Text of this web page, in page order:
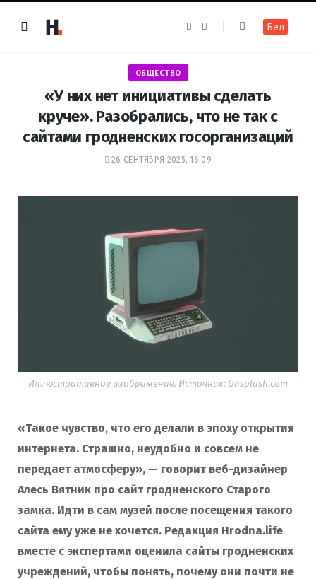
e
k
t
a
m
Бел
ОБЩЕСТВО
«У них нет инициативы сделать
круче». Разобрались, что не так с
сайтами гродненских госорганизаций
26 СЕНТЯБРЯ 2025, 16:09
Иллюстративное изображение. Источник: Unsplash.com
«Такое чувство, что его делали в эпоху открытия
интернета. Страшно, неудобно и совсем не
передает атмосферу», — говорит веб-дизайнер
Алесь Вятник про сайт гродненского Старого
замка. Идти в сам музей после посещения такого
сайта ему уже не хочется. Редакция Hrodna.life
вместе с экспертами оценила сайты гродненских
учреждений, чтобы понять, почему они почти не